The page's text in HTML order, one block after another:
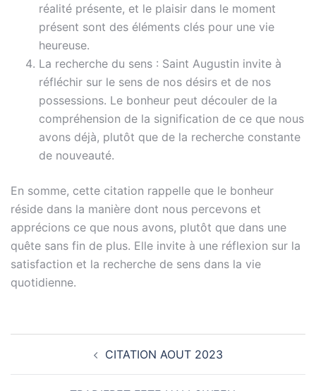
réalité présente, et le plaisir dans le moment
présent sont des éléments clés pour une vie
heureuse.
La recherche du sens : Saint Augustin invite à
réfléchir sur le sens de nos désirs et de nos
possessions. Le bonheur peut découler de la
compréhension de la signification de ce que nous
avons déjà, plutôt que de la recherche constante
de nouveauté.
En somme, cette citation rappelle que le bonheur
réside dans la manière dont nous percevons et
apprécions ce que nous avons, plutôt que dans une
quête sans fin de plus. Elle invite à une réflexion sur la
satisfaction et la recherche de sens dans la vie
quotidienne.
CITATION AOUT 2023